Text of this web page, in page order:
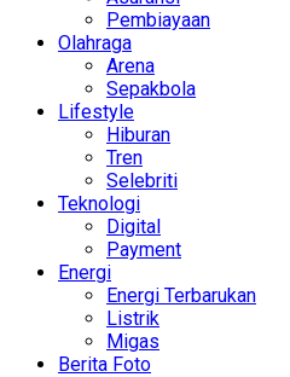
Pembiayaan
Olahraga
Arena
Sepakbola
Lifestyle
Hiburan
Tren
Selebriti
Teknologi
Digital
Payment
Energi
Energi Terbarukan
Listrik
Migas
Berita Foto